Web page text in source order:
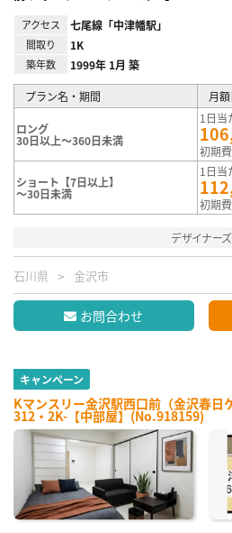
アクセス 七尾線「中津幡駅」
間取り 1K
築年数
1999年 1月 築
プラン名・期間 月
ロング
30日以上～360日未満
1日当
初期
ショート【7日以上】
～30日未満
1日当
初期
デザイナーズ
石川県 金沢市
お問合わせ
キャンペーン
Kマンスリー金沢駅西口前（金沢春日
312・2K-【中部屋】(No.918159)